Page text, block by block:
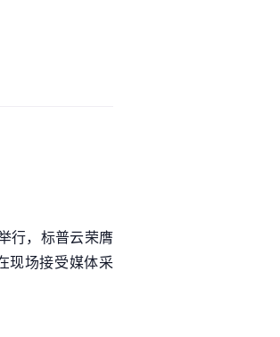
行，标普云荣膺
现场接受媒体采